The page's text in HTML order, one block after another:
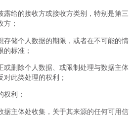
露给的接收方或接收方类别，特别是第三
方；
存储个人数据的期限，或者在不可能的情
的标准；
或删除个人数据、或限制处理与数据主体
此类处理的权利；
权利；
据主体处收集，关于其来源的任何可用信